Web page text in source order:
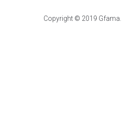
Copyright © 2019 Gfama.